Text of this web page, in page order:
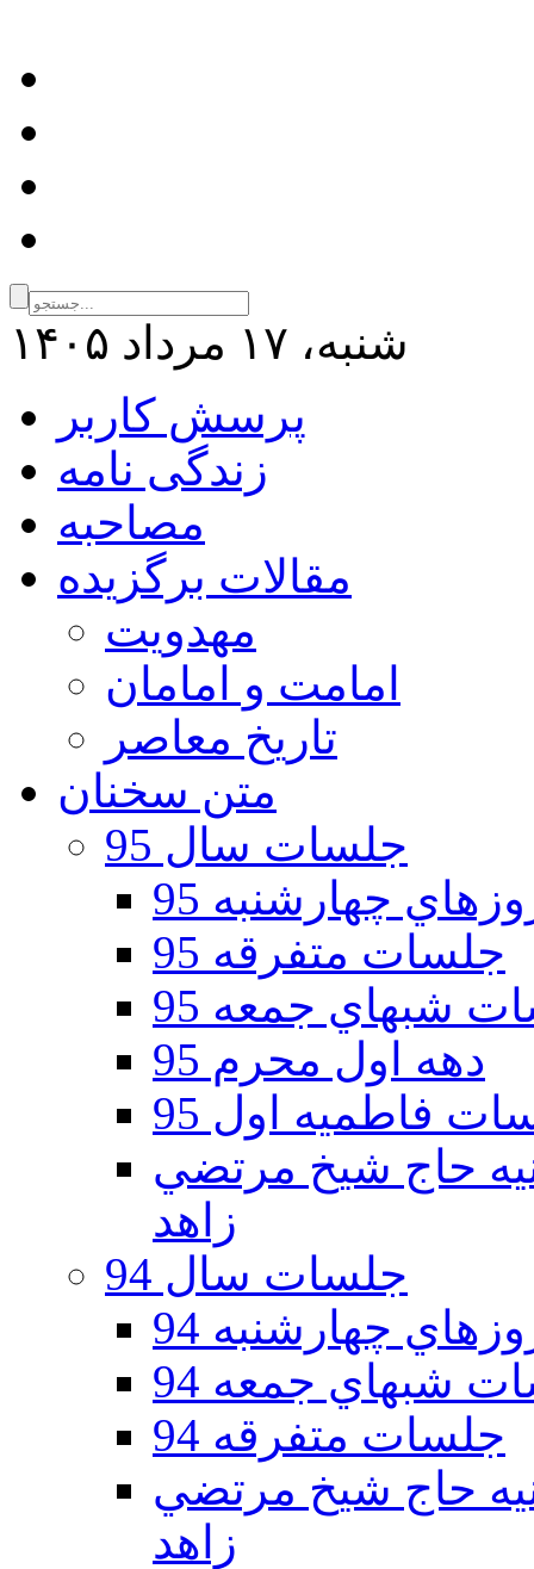
شنبه، ۱۷ مرداد ۱۴۰۵
پرسش کاربر
زندگی نامه
مصاحبه
مقالات برگزیده
مهدویت
امامت و امامان
تاریخ معاصر
متن سخنان
جلسات سال 95
چهارشنبه 95
جلسات متفرقه 95
شبهاي جمعه 95
دهه اول محرم 95
فاطمیه اول 95
دوم 95 - حسينيه حاج شيخ مرتضي
زاهد
جلسات سال 94
چهارشنبه 94
شبهاي جمعه 94
جلسات متفرقه 94
دوم 94 - حسينيه حاج شيخ مرتضي
زاهد